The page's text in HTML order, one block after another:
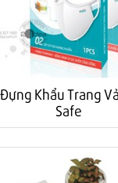
Khẩu Trang
Safe